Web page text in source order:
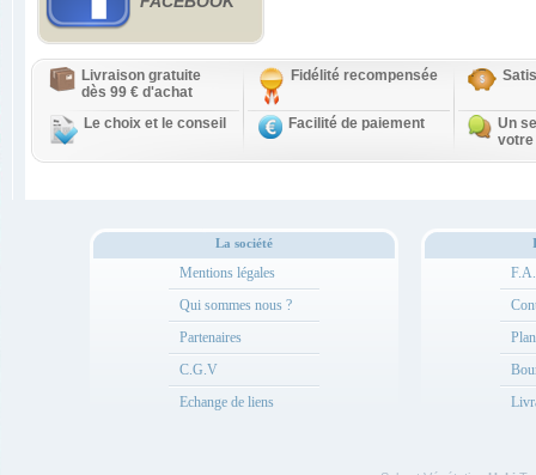
Livraison gratuite
dès 99 € d'achat
Fidélité recompensée
Le choix et le conseil Facilité de paiement
Un
votre
La société
Mentions légales
Qui sommes nous ?
Partenaires
C.G.V
Echange de liens